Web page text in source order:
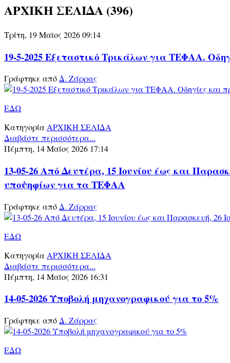
ΑΡΧΙΚΗ ΣΕΛΙΔΑ (396)
Τρίτη, 19 Μαϊος 2026 09:14
19-5-2025 Εξεταστικό Τρικάλων για ΤΕΦΑΑ.
Γράφτηκε απόΔ. Ζάρρας
ΕΔΩ
ΚατηγορίαΑΡΧΙΚΗ ΣΕΛΙΔΑ
Διαβάστε περισσότερα...
Πέμπτη, 14 Μαϊος 2026 17:14
13-05-26 Από Δευτέρα, 15 Ιουνίου έως και
υποψηφίων για τα ΤΕΦΑΑ
Γράφτηκε από Δ. Ζάρρας
ΕΔΩ
Κατηγορία ΑΡΧΙΚΗ ΣΕΛΙΔΑ
Διαβάστε περισσότερα...
Πέμπτη, 14 Μαϊος 2026 16:31
14-05-2026 Υποβολή μηχανογραφικού για το 5%
Γράφτηκε από Δ. Ζάρρας
ΕΔΩ